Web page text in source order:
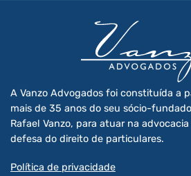
A Vanzo Advogados foi constituída a
mais de 35 anos do seu sócio-
Rafael Vanzo, para atuar na
defesa do direito de particulares.
Política de privacidade